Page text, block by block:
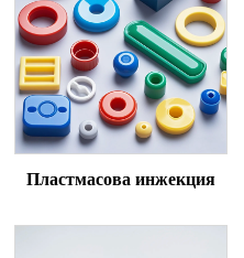
Пластмасова инжекция